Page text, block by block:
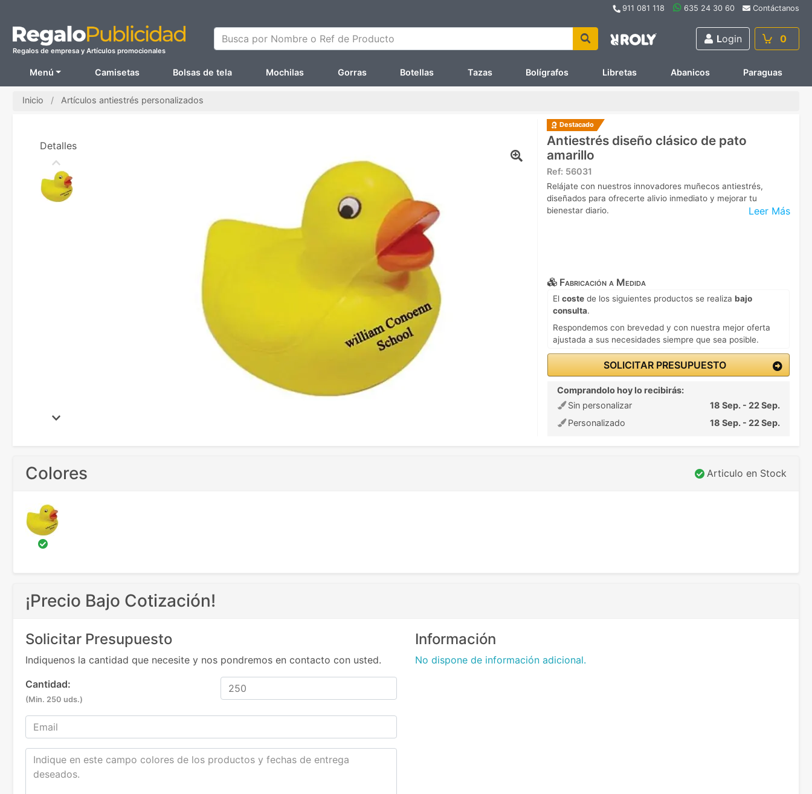
911 081 118 635 24 30 60 Contáctanos
Regalos de empresa y Artículos promocionales
Busca por Nombre o Ref de Producto Login 0
Menú Camisetas Bolsas de tela Mochilas Gorras Botellas Tazas Bolígrafos Libretas Abanicos Paraguas
Inicio Artículos antiestrés personalizados
Destacado
Antiestrés diseño clásico de pato
amarillo
Ref: 56031
Leer Más
Relájate con nuestros innovadores muñecos antiestrés,
diseñados para ofrecerte alivio inmediato y mejorar tu
bienestar diario.
Fabricación a Medida
El coste de los siguientes productos se realiza bajo
consulta.
Respondemos con brevedad y con nuestra mejor oferta
ajustada a sus necesidades siempre que sea posible.
SOLICITAR PRESUPUESTO
Comprandolo hoy lo recibirás:
Sin personalizar
18 Sep. - 22 Sep.
Personalizado
18 Sep. - 22 Sep.
Detalles
Colores Articulo en Stock
¡Precio Bajo Cotización!
Solicitar Presupuesto
Indiquenos la cantidad que necesite y nos pondremos en contacto con usted.
Cantidad:
(Min. 250 uds.)
Información
No dispone de información adicional.